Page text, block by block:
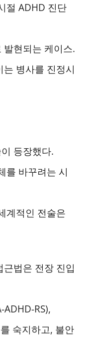
절 ADHD 진단
현되는 케이스.
병사를 진정시
등장했다.
를 바꾸려는 시
계적인 전술은
법은 전장 진입
RS),
숙지하고, 불안